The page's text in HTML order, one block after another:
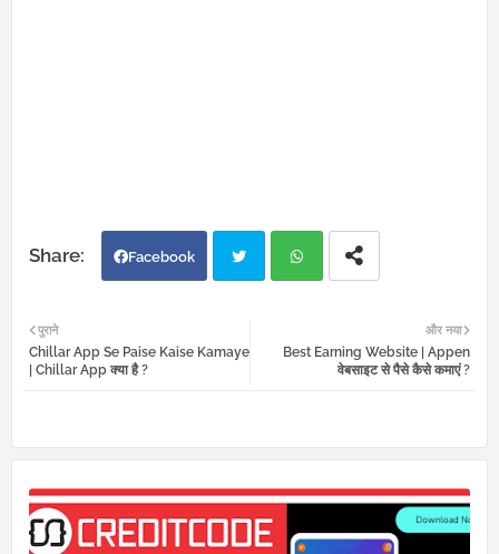
Facebook
tter atsa
और नया
Best Earning Website | Appen
वेबसाइट से पैसे कैसे कमाएं ?
पुराने
Chillar App Se Paise Kaise Kamaye
| Chillar App क्या है ?